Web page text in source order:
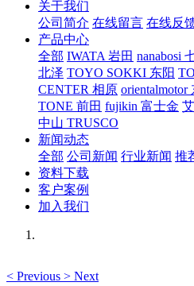
关于我们
公司简介 在线留言 在线反
产品中心
全部 IWATA 岩田 nanabosi
北泽 TOYO SOKKI 东阳
CENTER 相原 orientalmotor
TONE 前田 fujikin 富士金
中山 TRUSCO
新闻动态
全部 公司新闻 行业新闻 推
资料下载
客户案例
加入我们
< Previous > Next